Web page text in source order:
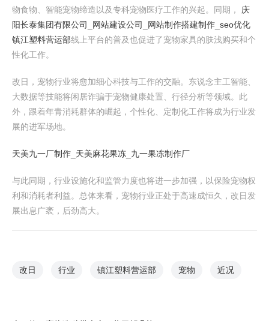
物食物、智能宠物缔造以及专科宠物医疗工作的兴起。同期， 庆
阳长泰集团有限公司_网站建设公司_网站制作搭建制作_seo优化
镇江塑料营运部线上平台的普及也促进了宠物家具的肤浅购买和个
性化工作。
改日，宠物行业将愈加细心科技与工作的交融。东说念主工智能、
大数据等技能将闲居诈骗于宠物健康处置、行径分析等领域。此
外，跟着年青消耗群体的崛起，个性化、定制化工作将成为行业发
展的进军场地。
天美九一厂制作_天美麻花果冻_九一果冻制作厂
与此同期，行业设施化和监管力度也将进一步加强，以保险宠物权
利和消耗者利益。总体来看，宠物行业正处于高速成恒久，改日发
展出息广袤，后劲高大。
改日 行业 镇江塑料营运部 宠物 近况